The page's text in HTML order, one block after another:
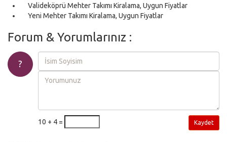
Valideköprü Mehter Takımı Kiralama, Uygun Fiyatlar
Yeni Mehter Takımı Kiralama, Uygun Fiyatlar
Forum & Yorumlarınız :
?
10 + 4 = Kaydet